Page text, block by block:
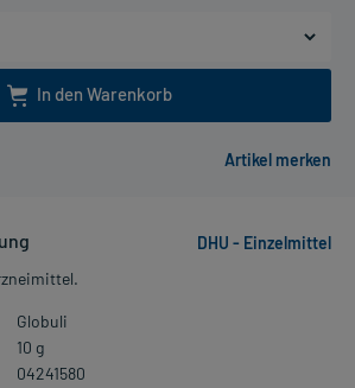
In den Warenkorb
DHU - Einzelmittel
Globuli
10 g
04241580